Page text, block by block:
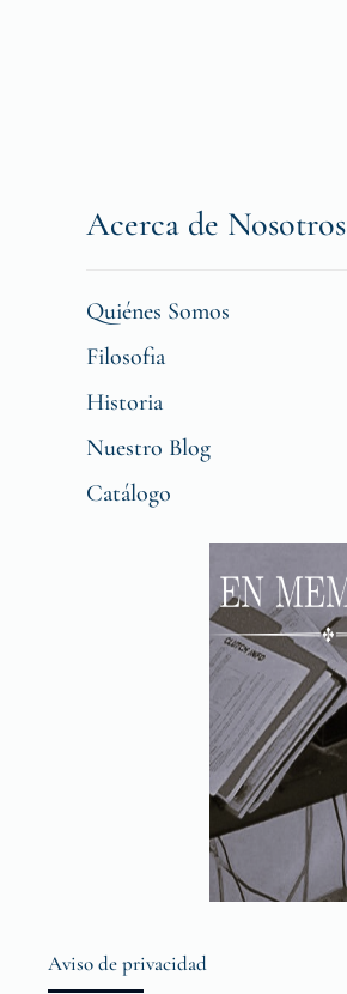
Acerca de Nosotros
Quiénes Somos
Filosofia
Historia
Nuestro Blog
Catálogo
Aviso de privacidad